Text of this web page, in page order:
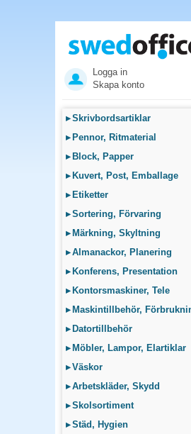
Logga in
Skapa konto
▸Skrivbordsartiklar
▸ Pennor, Ritmaterial
▸ Block, Papper
▸ Kuvert, Post, Emballage
▸ Etiketter
▸Sortering, Förvaring
▸ Märkning, Skyltning
▸Almanackor, Planering
▸ Konferens, Presentation
▸ Kontorsmaskiner, Tele
▸ Maskintillbehör,
▸ Datortillbehör
▸ Möbler, Lampor, Elartiklar
▸Väskor
▸Arbetskläder, Skydd
▸Skolsortiment
▸Städ, Hygien